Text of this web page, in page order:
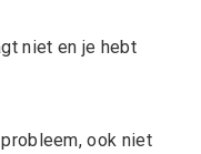
niet en je hebt
ook niet